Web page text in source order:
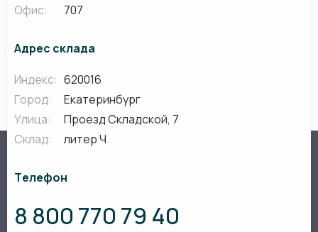
Офис:
707
Адрес склада
Индекс: 620016
Город:
Екатеринбург
Улица:
Проезд Складской, 7
Склад:
литер Ч
Телефон
8 800 770 79 40